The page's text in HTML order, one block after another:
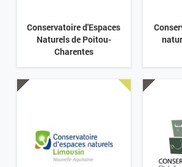
Conservatoire d'Espaces
Naturels de Poitou-
Charentes